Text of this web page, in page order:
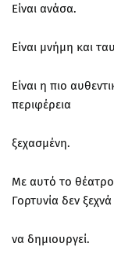
Είναι ανάσα.
Είναι μνήμη και
Είναι η πιο
περιφέρεια
ξεχασμένη.
Με αυτό το
Γορτυνία δεν ξεχνά
να δημιουργεί.